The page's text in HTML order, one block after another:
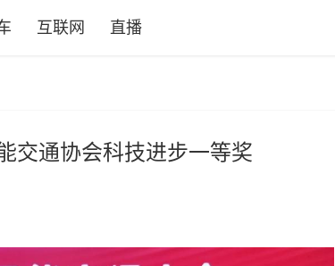
互联网 直播
交通协会科技进步一等奖